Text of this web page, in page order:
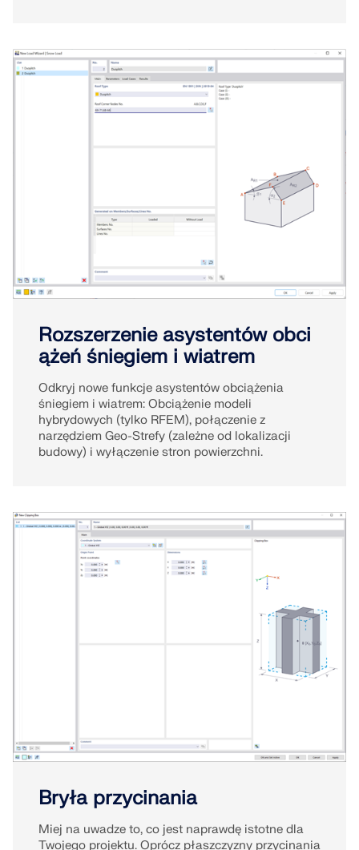
Rozszerzenie asystentów obci
ążeń śniegiem i wiatrem
Odkryj nowe funkcje asystentów obciążenia
śniegiem i wiatrem: Obciążenie modeli
hybrydowych (tylko RFEM), połączenie z
narzędziem Geo-Strefy (zależne od lokalizacji
budowy) i wyłączenie stron powierzchni.
Bryła przycinania
Miej na uwadze to, co jest naprawdę istotne dla
Twojego projektu. Oprócz płaszczyzny przycinania